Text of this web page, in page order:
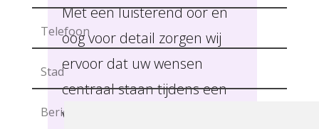
Met een luisterend oor en
oog voor detail zorgen wij
ervoor dat uw wensen
centraal staan tijdens een
verhuis, erfenis of overlijden